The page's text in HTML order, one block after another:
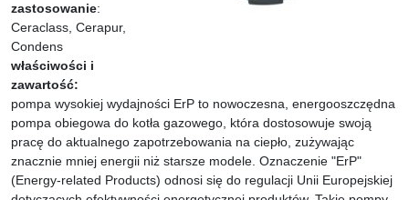
zastosowanie:
Ceraclass, Cerapur,
Condens
właściwości i
zawartość:
pompa wysokiej wydajności ErP to nowoczesna, energooszczędna
pompa obiegowa do kotła gazowego, która dostosowuje swoją
pracę do aktualnego zapotrzebowania na ciepło, zużywając
znacznie mniej energii niż starsze modele. Oznaczenie "ErP"
(Energy-related Products) odnosi się do regulacji Unii Europejskiej